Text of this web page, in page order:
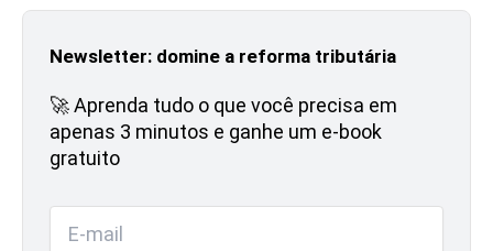
Newsletter: domine a reforma tributária
🚀 Aprenda tudo o que você precisa em
apenas 3 minutos e ganhe um e-book
gratuito